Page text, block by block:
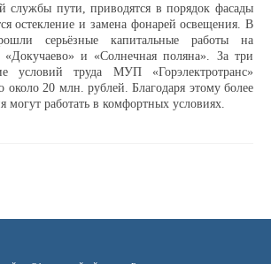
предприятия
коррупции
и маршруты
службы пути, приводятся в порядок фасады
остекление и замена фонарей освещения. В
серьёзные капитальные работы на
«Докучаево» и «Солнечная поляна». За три
условий труда МУП «Горэлектротранс»
около 20 млн. рублей. Благодаря этому более
могут работать в комфортных условиях.